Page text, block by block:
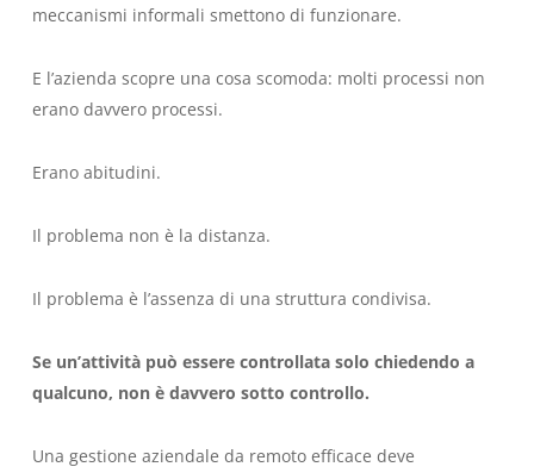
meccanismi informali smettono di funzionare.
E l’azienda scopre una cosa scomoda: molti processi non
erano davvero processi.
Erano abitudini.
Il problema non è la distanza.
Il problema è l’assenza di una struttura condivisa.
Se un’attività può essere controllata solo chiedendo a
qualcuno, non è davvero sotto controllo.
Una gestione aziendale da remoto efficace deve